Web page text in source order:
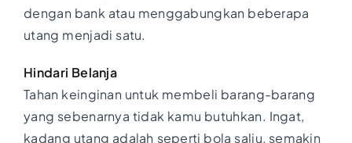
dengan bank atau menggabungkan beberapa
utang menjadi satu.
Hindari Belanja
Tahan keinginan untuk membeli barang-barang
yang sebenarnya tidak kamu butuhkan. Ingat,
kadang utang adalah seperti bola salju, semakin